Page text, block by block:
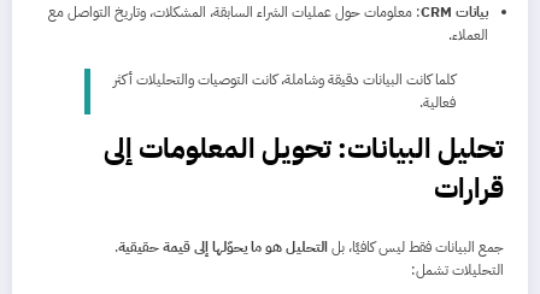
بيانات CRM
: معلومات حول عمليات الشراء السابقة، المشكلات، وتاريخ التواصل مع
العملاء.
كلما كانت البيانات دقيقة وشاملة، كانت التوصيات والتحليلات أكثر
فعالية.
تحليل البيانات: تحويل المعلومات إلى
قرارات
جمع البيانات فقط ليس كافيًا، بلالتحليل هو ما يحوّلها إلى قيمة حقيقية.
التحليلات تشمل: